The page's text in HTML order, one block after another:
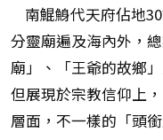
南鯤鯓代天府佔地
分靈廟遍及海內外，
廟」、「王爺的故鄉
但展現於宗教信仰上
層面，不一樣的「頭